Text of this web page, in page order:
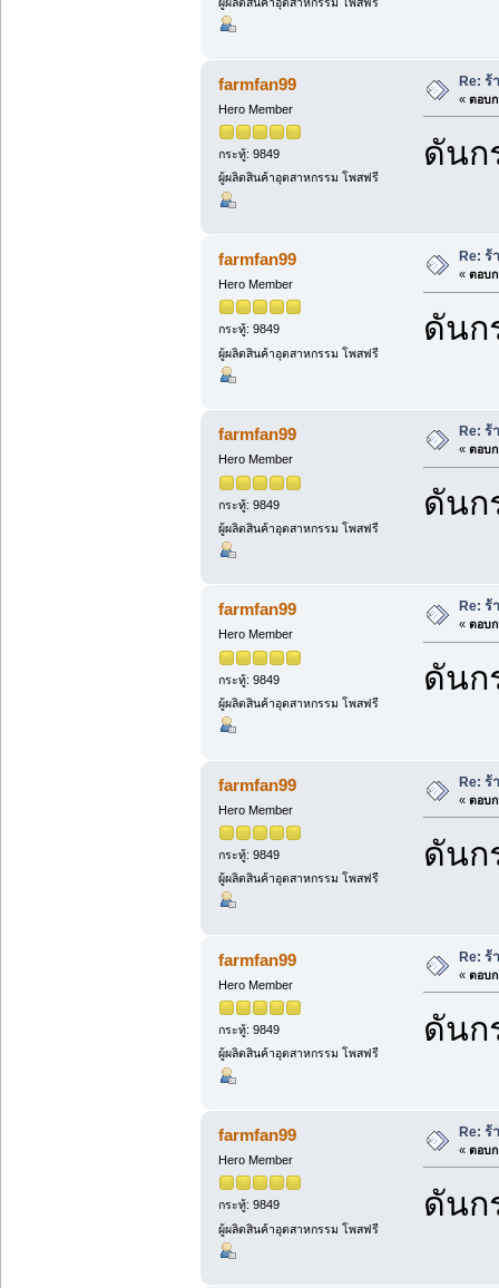
farmfan99
Hero Member
กระทู้: 9849
ผู้ผลิตสินค้าอุตสาหกรรม โพสฟรี
Re: ร้
« ตอบก
ดันก
farmfan99
Hero Member
กระทู้: 9849
ผู้ผลิตสินค้าอุตสาหกรรม โพสฟรี
Re: ร้
« ตอบก
ดันก
farmfan99
Hero Member
กระทู้: 9849
ผู้ผลิตสินค้าอุตสาหกรรม โพสฟรี
Re: ร้
« ตอบก
ดันก
farmfan99
Hero Member
กระทู้: 9849
ผู้ผลิตสินค้าอุตสาหกรรม โพสฟรี
Re: ร้
« ตอบก
ดันก
farmfan99
Hero Member
กระทู้: 9849
ผู้ผลิตสินค้าอุตสาหกรรม โพสฟรี
Re: ร้
« ตอบก
ดันก
farmfan99
Hero Member
กระทู้: 9849
ผู้ผลิตสินค้าอุตสาหกรรม โพสฟรี
Re: ร้
« ตอบก
ดันก
farmfan99
Hero Member
กระทู้: 9849
ผู้ผลิตสินค้าอุตสาหกรรม โพสฟรี
Re: ร้
« ตอบก
ดันก